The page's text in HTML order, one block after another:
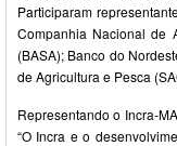
Participaram
Companhia Nacional de
(BASA); Banco do
de Agricultura e Pesca
Representando o Incra-
“O Incra e o